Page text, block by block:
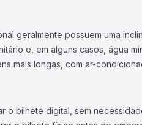
geralmente possuem uma
e, em alguns casos, água
mais longas, com ar-
o bilhete digital, sem